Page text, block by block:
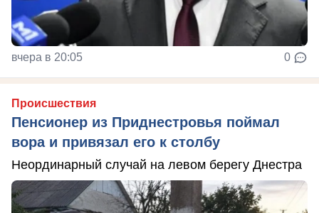
вчера в 20:05 0
Происшествия
Пенсионер из Приднестровья поймал
вора и привязал его к столбу
Неординарный случай на левом берегу Днестра